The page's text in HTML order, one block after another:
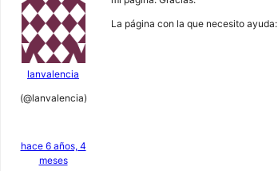
lanvalencia
(@lanvalencia)
hace 6 años, 4
meses
La página con la que necesito ayuda: